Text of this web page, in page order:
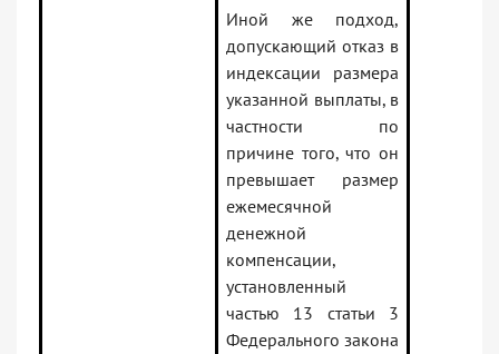
Иной же подход,
допускающий отказ в
индексации размера
указанной выплаты, в
частности по
причине того, что он
превышает размер
ежемесячной
денежной
компенсации,
установленный
частью 13 статьи 3
Федерального закона